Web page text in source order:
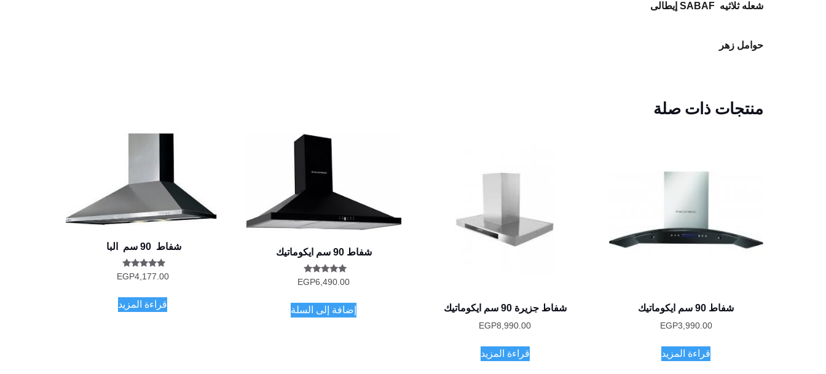
شعله ثلاثيه SABAF إيطالى
حوامل زهر
منتجات ذات صلة
شفاط 90 سم ايكوماتيك
EGP3,990.00
قراءة المزيد
شفاط جزيرة 90 سم ايكوماتيك
EGP8,990.00
قراءة المزيد
شفاط 90 سم ايكوماتيك
تم التقييم
5.00
EGP6,490.00
إضافة إلى السلة
شفاط 90 سم البا
تم التقييم
5.00
EGP4,177.00
قراءة المزيد